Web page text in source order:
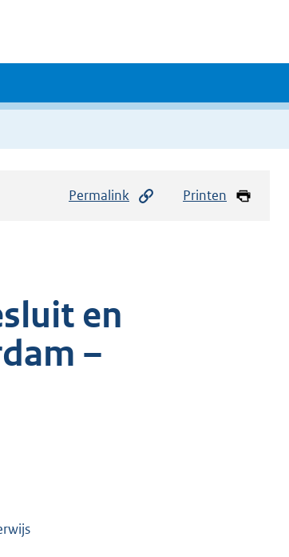
Permalink Printen
en
–